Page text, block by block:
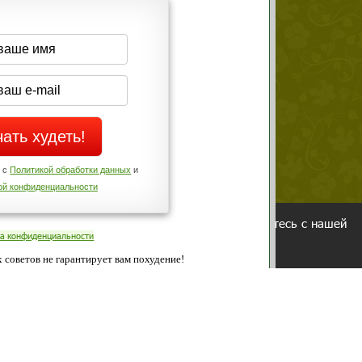
Телефоны службы поддержки
+7 (909) 421-77-27
cookies. Оставаясь с нами, вы соглашаетесь с нашей
Согласен